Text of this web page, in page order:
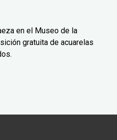
en el Museo de la
gratuita de acuarelas